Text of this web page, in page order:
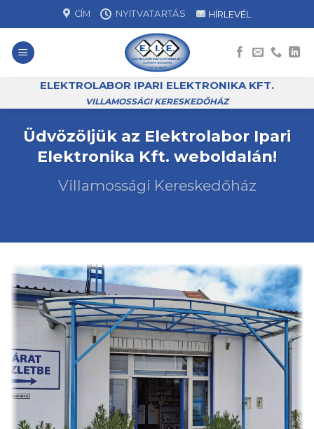
to
content
CÍM NYITVATARTÁS HÍRLEVÉL
ELEKTROLABOR IPARI ELEKTRONIKA KFT.
VILLAMOSSÁGI KERESKEDŐHÁZ
Üdvözöljük az Elektrolabor Ipari
Elektronika Kft. weboldalán!
Villamossági Kereskedőház